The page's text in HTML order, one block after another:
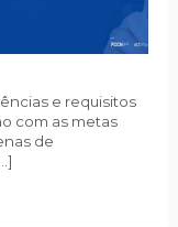
e requisitos
com as metas
de